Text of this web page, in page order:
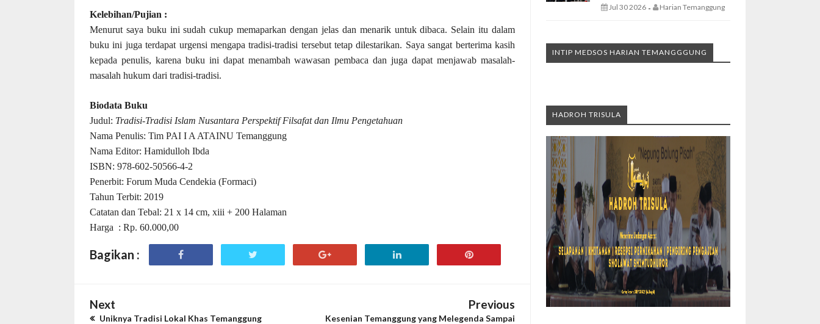
Kelebihan/Pujian :
Menurut saya buku ini sudah cukup memaparkan dengan jelas dan menarik untuk dibaca. Selain itu dalam
buku ini juga terdapat urgensi mengapa tradisi-tradisi tersebut tetap dilestarikan. Saya sangat berterima kasih
kepada penulis, karena buku ini dapat menambah wawasan pembaca dan juga dapat menjawab masalah-
masalah hukum dari tradisi-tradisi.
Biodata Buku
Judul: Tradisi-Tradisi Islam Nusantara Perspektif Filsafat dan Ilmu Pengetahuan
Nama Penulis: Tim PAI I A ATAINU Temanggung
Nama Editor: Hamidulloh Ibda
ISBN: 978-602-50566-4-2
Penerbit: Forum Muda Cendekia (Formaci)
Tahun Terbit: 2019
Catatan dan Tebal: 21 x 14 cm, xiii + 200 Halaman
Harga : Rp. 60.000,00
Bagikan :
Next
Uniknya Tradisi Lokal Khas Temanggung
Previous
Kesenian Temanggung yang Melegenda Sampai
Jul 30 2026 - Harian Temanggung
INTIP MEDSOS HARIAN TEMANGGGUNG
HADROH TRISULA